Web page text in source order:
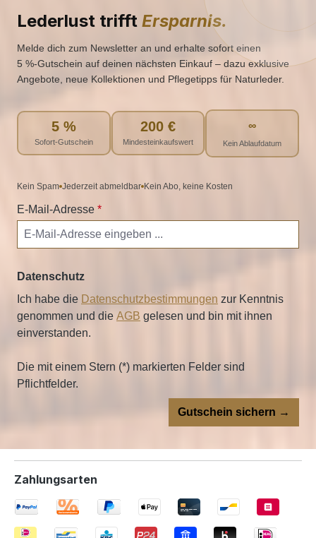
Lederlust trifft Ersparnis.
Melde dich zum Newsletter an und erhalte sofort einen
5 %‑Gutschein auf deinen nächsten Einkauf – dazu exklusive
Angebote, neue Kollektionen und Pflegetipps für Naturleder.
5 %
Sofort-Gutschein
200 €
Mindesteinkaufswert
∞
Kein Ablaufdatum
Kein Spam Jederzeit abmeldbar Kein Abo, keine Kosten
E-Mail-Adresse *
Datenschutz
Ich habe die Datenschutzbestimmungen zur Kenntnis
genommen und die AGB gelesen und bin mit ihnen
einverstanden.
Die mit einem Stern (*) markierten Felder sind
Pflichtfelder.
Gutschein sichern →
Zahlungsarten